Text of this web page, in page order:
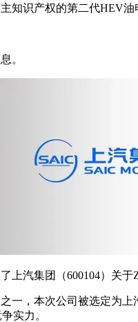
知识产权的第二代HEV
。
汽集团（600104）关
一，本次公司被选定为
实力。